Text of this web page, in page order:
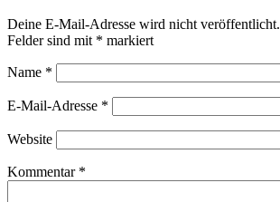
Deine E-Mail-Adresse wird nicht veröffentlicht.
Felder sind mit * markiert
Name *
E-Mail-Adresse *
Website
Kommentar *